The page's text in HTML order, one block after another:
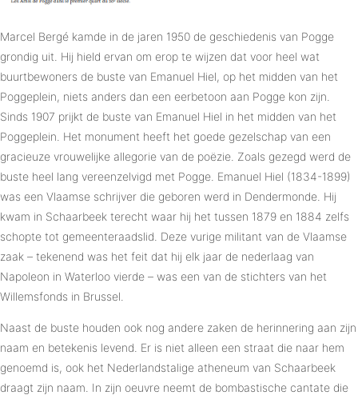
Marcel Bergé kamde in de jaren 1950 de geschiedenis van Pogge
grondig uit. Hij hield ervan om erop te wijzen dat voor heel wat
buurtbewoners de buste van Emanuel Hiel, op het midden van het
Poggeplein, niets anders dan een eerbetoon aan Pogge kon zijn.
Sinds 1907 prijkt de buste van Emanuel Hiel in het midden van het
Poggeplein. Het monument heeft het goede gezelschap van een
gracieuze vrouwelijke allegorie van de poëzie. Zoals gezegd werd de
buste heel lang vereenzelvigd met Pogge. Emanuel Hiel (1834-1899)
was een Vlaamse schrijver die geboren werd in Dendermonde. Hij
kwam in Schaarbeek terecht waar hij het tussen 1879 en 1884 zelfs
schopte tot gemeenteraadslid. Deze vurige militant van de Vlaamse
zaak – tekenend was het feit dat hij elk jaar de nederlaag van
Napoleon in Waterloo vierde – was een van de stichters van het
Willemsfonds in Brussel.
Naast de buste houden ook nog andere zaken de herinnering aan zijn
naam en betekenis levend. Er is niet alleen een straat die naar hem
genoemd is, ook het Nederlandstalige atheneum van Schaarbeek
draagt zijn naam. In zijn oeuvre neemt de bombastische cantate die